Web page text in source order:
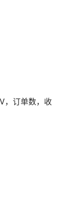
，订单数，收